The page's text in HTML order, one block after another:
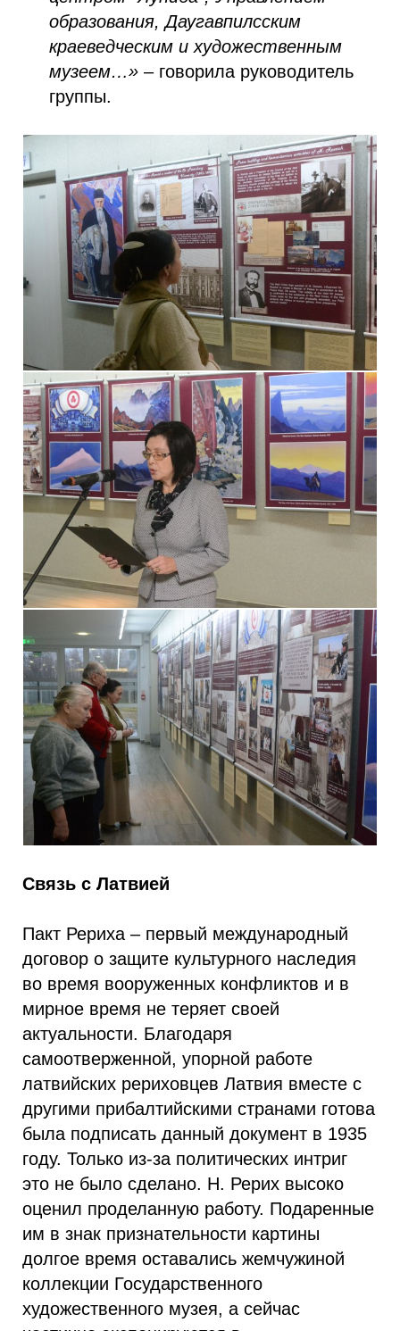
образования, Даугавпилсским
краеведческим и художественным
музеем…» – говорила руководитель
группы.
Связь с Латвией
Пакт Рериха – первый международный
договор о защите культурного наследия
во время вооруженных конфликтов и в
мирное время не теряет своей
актуальности. Благодаря
самоотверженной, упорной работе
латвийских рериховцев Латвия вместе с
другими прибалтийскими странами готова
была подписать данный документ в 1935
году. Только из-за политических интриг
это не было сделано. Н. Рерих высоко
оценил проделанную работу. Подаренные
им в знак признательности картины
долгое время оставались жемчужиной
коллекции Государственного
художественного музея, а сейчас